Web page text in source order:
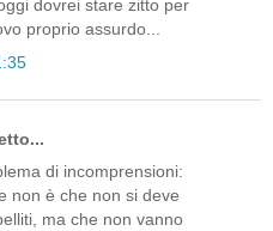
dovrei stare zitto per
proprio assurdo...
di incomprensioni:
non è che non si deve
ma che non vanno